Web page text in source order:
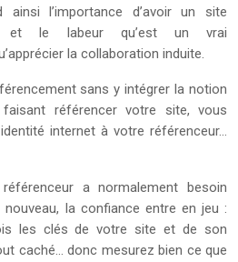
l’importance d’avoir un site
et le labeur qu’est un vrai
la collaboration induite.
sans y intégrer la notion
référencer votre site, vous
internet à votre référenceur…
a normalement besoin
nouveau, la confiance entre en jeu :
les clés de votre site et de son
caché… donc mesurez bien ce que